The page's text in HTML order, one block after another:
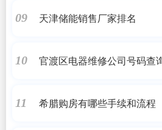
09 天津储能销售厂家排名
10 官渡区电器维修公司号码查
11 希腊购房有哪些手续和流程